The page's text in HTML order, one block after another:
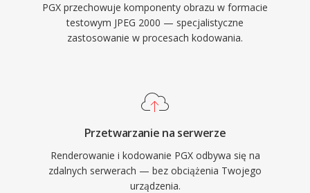
PGX przechowuje komponenty obrazu w formacie
testowym JPEG 2000 — specjalistyczne
zastosowanie w procesach kodowania.
Przetwarzanie na serwerze
Renderowanie i kodowanie PGX odbywa się na
zdalnych serwerach — bez obciążenia Twojego
urządzenia.